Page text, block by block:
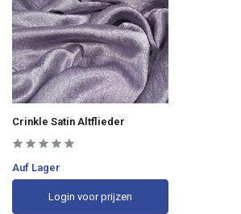
Crinkle Satin Altflieder
Auf Lager
Login voor prijzen